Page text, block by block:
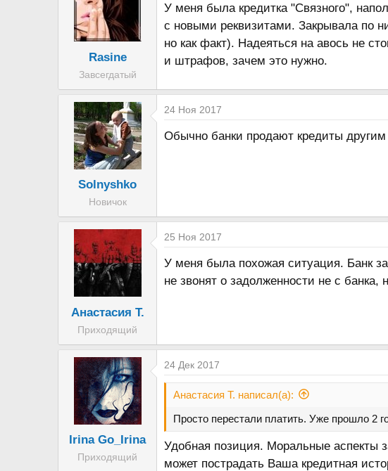
Rasine
Завсегдатый
У меня была кредитка "Связного",
с новыми реквизитами. Закрывала по
но как факт). Надеяться на авось не
и штрафов, зачем это нужно.
Solnyshko
Новичок
24 Ноя 2017
Обычно банки продают кредиты
Анастасия Т.
Приходящий
25 Ноя 2017
У меня была похожая ситуация. Банк
не звонят о задолженности не с банка,
Irina Go_Irina
Приходящий
24 Дек 2017
Анастасия Т. написал(а):
Просто перестали платить. Уже прошло 2
Удобная позиция. Моральные аспекты
может пострадать Ваша кредитная